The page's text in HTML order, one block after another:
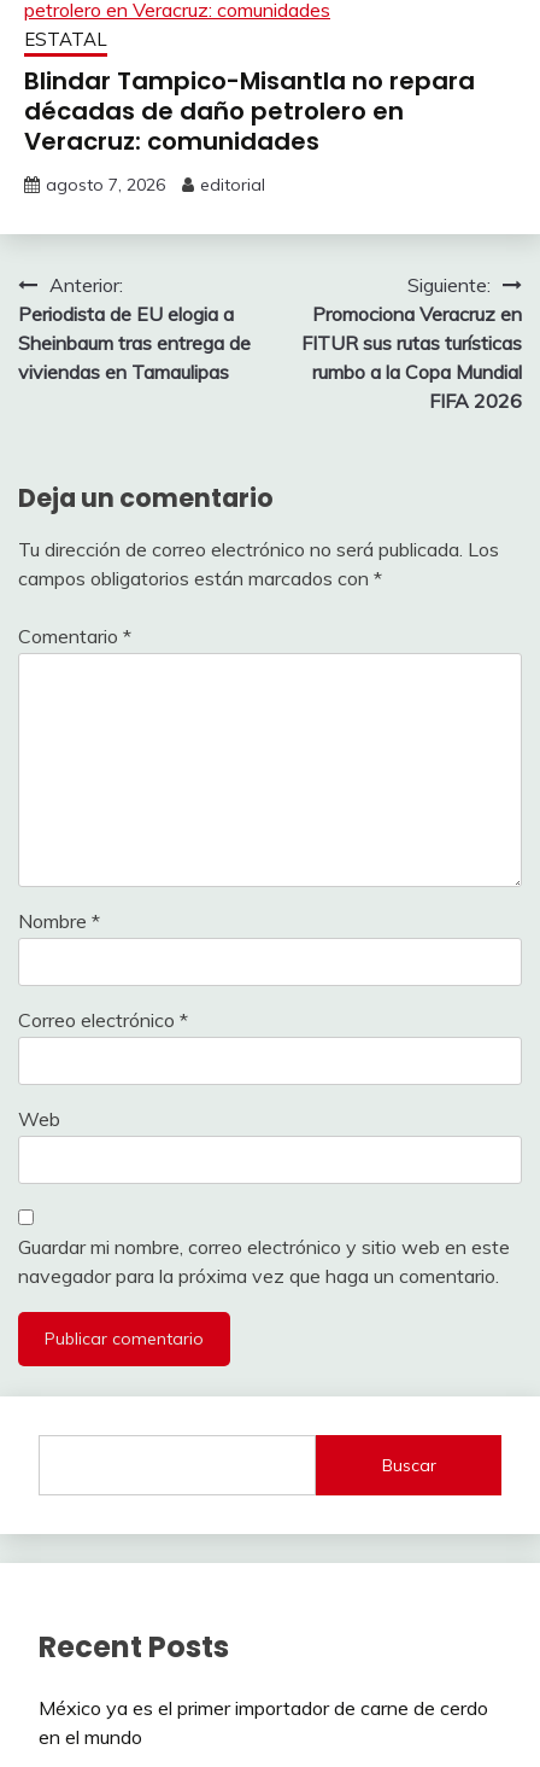
ESTATAL
Blindar Tampico-Misantla no repara
décadas de daño petrolero en
Veracruz: comunidades
agosto 7, 2026 editorial
Navegación
de
entradas
Anterior:
Periodista de EU elogia a
Sheinbaum tras entrega de
viviendas en Tamaulipas
Siguiente:
Promociona Veracruz en
FITUR sus rutas turísticas
rumbo a la Copa Mundial
FIFA 2026
Deja un comentario
Tu dirección de correo electrónico no será publicada. Los
campos obligatorios están marcados con *
Comentario *
Nombre *
Correo electrónico *
Web
Guardar mi nombre, correo electrónico y sitio web en este
navegador para la próxima vez que haga un comentario.
Buscar
Recent Posts
México ya es el primer importador de carne de cerdo
en el mundo